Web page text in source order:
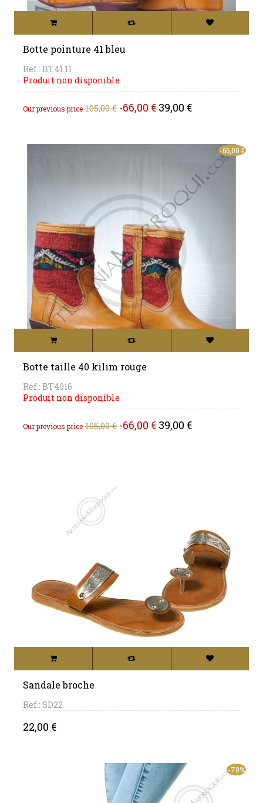
Botte pointure 41 bleu
Ref.: BT41.11
Produit non disponible
Our previous price Regular
105,00 € -66,00 € Price
39,00 €
-66,00 €
Botte taille 40 kilim rouge
Ref.: BT4016
Produit non disponible
Our previous price Regular
105,00 € -66,00 € Price
39,00 €
Sandale broche
Ref.: SD22
Price
22,00 €
-70%